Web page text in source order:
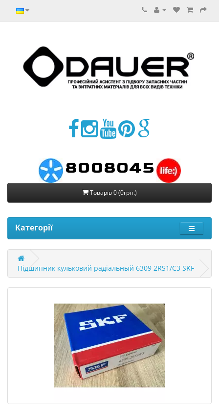
8008045
Товарів 0 (0грн.)
Категорії
Підшипник кульковий радіальный 6309 2RS1/C3 SKF